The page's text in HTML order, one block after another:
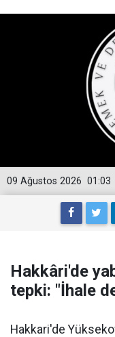
01:03
09 Ağustos 2026
Hakkâri'de
tepki: "İhale
Hakkari'de